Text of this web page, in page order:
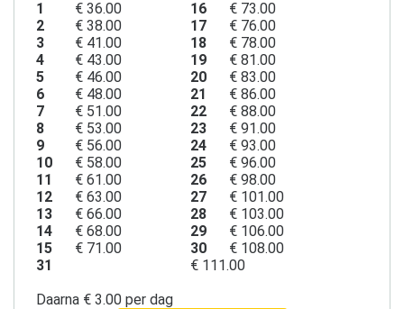
1 € 36.00 16
€ 73.00
2
€ 38.00 17
€ 76.00
3
€ 41.00 18
€ 78.00
4
€ 43.00 19
€ 81.00
5
€ 46.00 20
€ 83.00
6
€ 48.00 21
€ 86.00
7
€ 51.00 22
€ 88.00
8
€ 53.00 23
€ 91.00
9
€ 56.00 24
€ 93.00
10
€ 58.00 25
€ 96.00
11
€ 61.00 26
€ 98.00
12
€ 63.00 27
€ 101.00
13
€ 66.00 28
€ 103.00
14
€ 68.00 29
€ 106.00
15
€ 71.00 30
€ 108.00
31
€ 111.00
Daarna € 3.00 per dag